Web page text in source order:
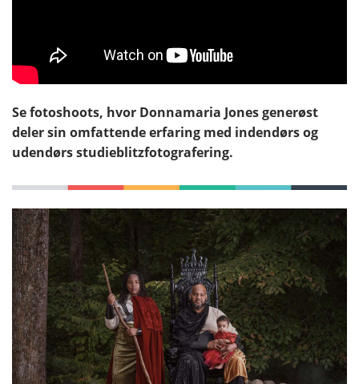
Se fotoshoots, hvor Donnamaria Jones generøst
deler sin omfattende erfaring med indendørs og
udendørs studieblitzfotografering.